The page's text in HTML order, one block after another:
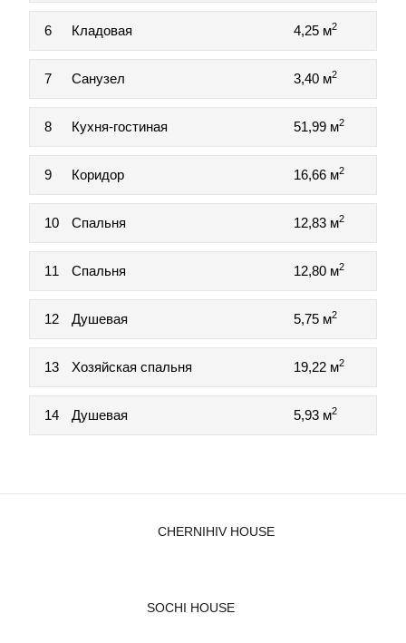
6 Кладовая 4,25 м2
7 Санузел 3,40 м2
8 Кухня-гостиная 51,99 м2
9 Коридор 16,66 м2
10 Спальня 12,83 м2
11 Спальня 12,80 м2
12 Душевая 5,75 м2
13 Хозяйская спальня 19,22 м2
14 Душевая 5,93 м2
CHERNIHIV HOUSE
SOCHI HOUSE